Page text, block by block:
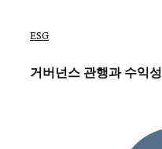
ESG
거버넌스 관행과 수익성